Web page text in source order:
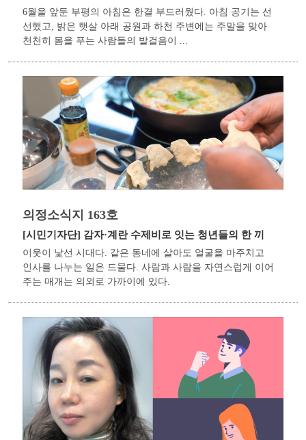
6월을 앞둔 부평의 아침은 한결 부드러웠다. 아침 공기는 선
선했고, 밝은 햇살 아래 공원과 하천 주변에는 주말을 맞아
천천히 몸을 푸는 사람들의 발걸음이 ...
의정소식지 163호
[시민기자단] 감자·계란 수제비로 잇는 청년들의 한 끼
이웃이 낯선 시대다. 같은 동네에 살아도 얼굴을 마주치고
인사를 나누는 일은 드물다. 사람과 사람을 자연스럽게 이어
주는 매개는 의외로 가까이에 있다.